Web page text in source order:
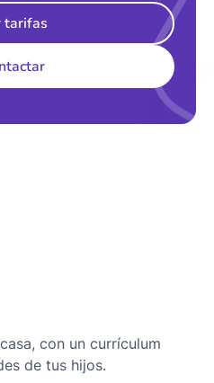
tarifas
con un currículum
de tus hijos.